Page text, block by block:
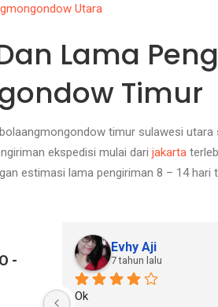
Utara
Lama
Timur
timur sulawesi
ekspedisi mulai dari jakarta
estimasi lama pengiriman 8 – 14
-
Evhy Aji
7 tahun lalu
Ok